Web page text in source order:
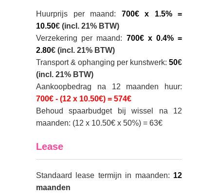
Huurprijs per maand: 700€ x 1.5% =
10.50€ (incl. 21% BTW)
Verzekering per maand: 700€ x 0.4% =
2.80€ (incl. 21% BTW)
Transport & ophanging per kunstwerk: 50€
(incl. 21% BTW)
Aankoopbedrag na 12 maanden huur:
700€ - (12 x 10.50€) = 574€
Behoud spaarbudget bij wissel na 12
maanden: (12 x 10.50€ x 50%) = 63€
Lease
Standaard lease termijn in maanden: 12
maanden